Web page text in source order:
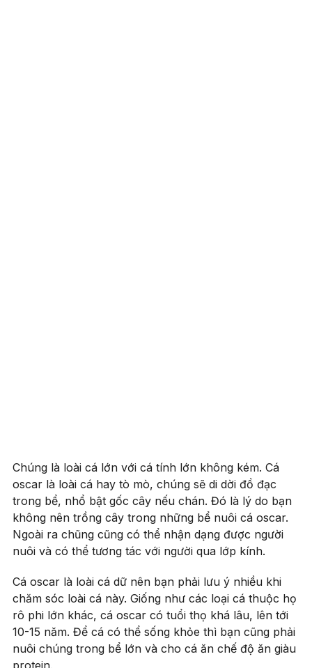
Chúng là loài cá lớn với cá tính lớn không kém. Cá
oscar là loài cá hay tò mò, chúng sẽ di dời đồ đạc
trong bể, nhổ bật gốc cây nếu chán. Đó là lý do bạn
không nên trồng cây trong những bể nuôi cá oscar.
Ngoài ra chũng cũng có thể nhận dạng được người
nuôi và có thể tương tác với người qua lớp kính.
Cá oscar là loài cá dữ nên bạn phải lưu ý nhiều khi
chăm sóc loài cá này. Giống như các loại cá thuộc họ
rô phi lớn khác, cá oscar có tuổi thọ khá lâu, lên tới
10-15 năm. Để cá có thể sống khỏe thì bạn cũng phải
nuôi chúng trong bể lớn và cho cá ăn chế độ ăn giàu